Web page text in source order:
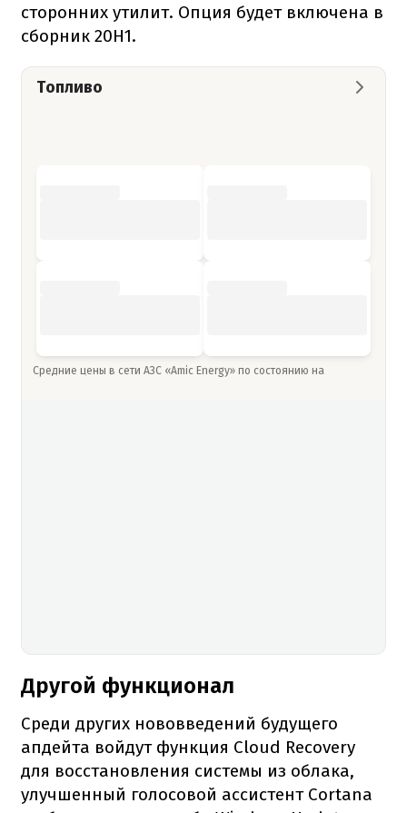
сторонних утилит. Опция будет включена в
сборник 20H1.
Топливо
Средние цены в сети АЗС «Amic Energy» по состоянию на
Другой функционал
Среди других нововведений будущего
апдейта войдут функция Cloud Recovery
для восстановления системы из облака,
улучшенный голосовой ассистент Cortana